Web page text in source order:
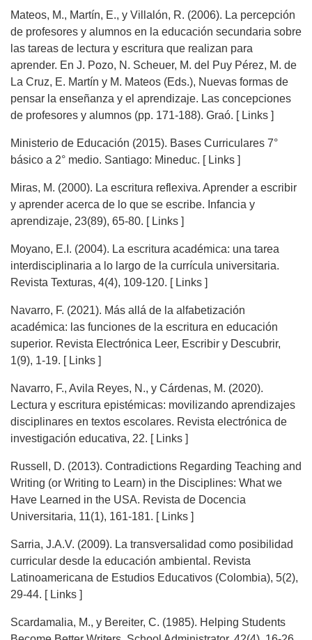
Mateos, M., Martín, E., y Villalón, R. (2006). La percepción
de profesores y alumnos en la educación secundaria sobre
las tareas de lectura y escritura que realizan para
aprender. En J. Pozo, N. Scheuer, M. del Puy Pérez, M. de
La Cruz, E. Martín y M. Mateos (Eds.), Nuevas formas de
pensar la enseñanza y el aprendizaje. Las concepciones
de profesores y alumnos (pp. 171-188). Graó. [ Links ]
Ministerio de Educación (2015). Bases Curriculares 7°
básico a 2° medio. Santiago: Mineduc. [ Links ]
Miras, M. (2000). La escritura reflexiva. Aprender a escribir
y aprender acerca de lo que se escribe. Infancia y
aprendizaje, 23(89), 65-80. [ Links ]
Moyano, E.I. (2004). La escritura académica: una tarea
interdisciplinaria a lo largo de la currícula universitaria.
Revista Texturas, 4(4), 109-120. [ Links ]
Navarro, F. (2021). Más allá de la alfabetización
académica: las funciones de la escritura en educación
superior. Revista Electrónica Leer, Escribir y Descubrir,
1(9), 1-19. [ Links ]
Navarro, F., Avila Reyes, N., y Cárdenas, M. (2020).
Lectura y escritura epistémicas: movilizando aprendizajes
disciplinares en textos escolares. Revista electrónica de
investigación educativa, 22. [ Links ]
Russell, D. (2013). Contradictions Regarding Teaching and
Writing (or Writing to Learn) in the Disciplines: What we
Have Learned in the USA. Revista de Docencia
Universitaria, 11(1), 161-181. [ Links ]
Sarria, J.A.V. (2009). La transversalidad como posibilidad
curricular desde la educación ambiental. Revista
Latinoamericana de Estudios Educativos (Colombia), 5(2),
29-44. [ Links ]
Scardamalia, M., y Bereiter, C. (1985). Helping Students